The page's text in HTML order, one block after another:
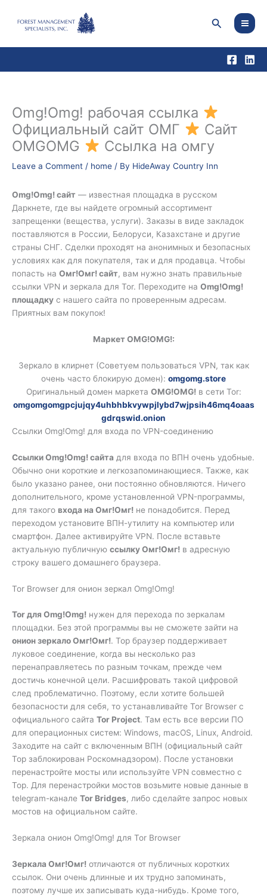
content
Search
Omg!Omg! рабочая ссылка
Официальный сайт ОМГ
Сайт
OMGOMG
Ссылка на омгу
Leave a Comment / home / By HideAway Country Inn
Omg!Omg! сайт — известная площадка в русском
Даркнете, где вы найдете огромный ассортимент
запрещенки (вещества, услуги). Заказы в виде закладок
поставляются в России, Белоруси, Казахстане и другие
страны СНГ. Сделки проходят на анонимных и безопасных
условиях как для покупателя, так и для продавца. Чтобы
попасть на Омг!Омг! сайт, вам нужно знать правильные
ссылки VPN и зеркала для Tor. Переходите на Omg!Omg!
площадку с нашего сайта по проверенным адресам.
Приятных вам покупок!
Маркет OMG!OMG!:
Зеркало в клирнет (Советуем пользоваться VPN, так как
очень часто блокирую домен): omgomg.store
Оригинальный домен маркета OMG!OMG!в сети Tor:
omgomgomgpcjujqy4uhbhbkvywpjlybd7wjpsih46mq4oaas
gdrqswid.onion
Ссылки Omg!Omg! для входа по VPN-соединению
Ссылки Omg!Omg! сайта для входа по ВПН очень удобные.
Обычно они короткие и легкозапоминающиеся. Также, как
было указано ранее, они постоянно обновляются. Ничего
дополнительного, кроме установленной VPN-программы,
для такого входа на Омг!Омг! не понадобится. Перед
переходом установите ВПН-утилиту на компьютер или
смартфон. Далее активируйте VPN. После вставьте
актуальную публичную ссылку Омг!Омг! в адресную
строку вашего домашнего браузера.
Tor Browser для онион зеркал Omg!Omg!
Tor для Omg!Omg! нужен для перехода по зеркалам
площадки. Без этой программы вы не сможете зайти на
онион зеркало Омг!Омг!. Тор браузер поддерживает
луковое соединение, когда вы несколько раз
перенаправляетесь по разным точкам, прежде чем
достичь конечной цели. Расшифровать такой цифровой
след проблематично. Поэтому, если хотите большей
безопасности для себя, то устанавливайте Tor Browser с
официального сайта Tor Project. Там есть все версии ПО
для операционных систем: Windows, macOS, Linux, Android.
Заходите на сайт с включенным ВПН (официальный сайт
Тор заблокирован Роскомнадзором). После установки
перенастройте мосты или используйте VPN совместно с
Тор. Для перенастройки мостов возьмите новые данные в
telegram-канале Tor Bridges, либо сделайте запрос новых
мостов на официальном сайте.
Зеркала онион Omg!Omg! для Tor Browser
Зеркала Омг!Омг! отличаются от публичных коротких
ссылок. Они очень длинные и их трудно запоминать,
поэтому лучше их записывать куда-нибудь. Кроме того,